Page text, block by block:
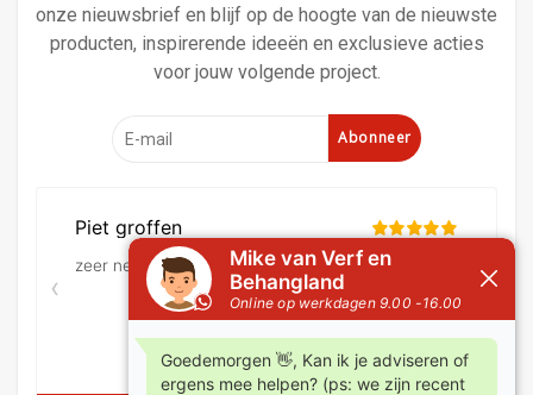
onze nieuwsbrief en blijf op de hoogte van de nieuwste
producten, inspirerende ideeën en exclusieve acties
voor jouw volgende project.
Abonneer